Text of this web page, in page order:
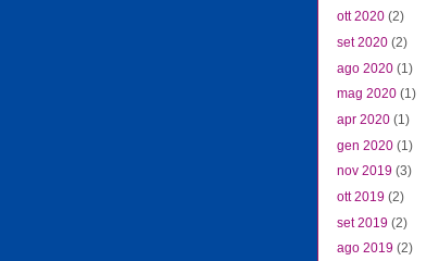
ott 2020 (2)
set 2020 (2)
ago 2020 (1)
mag 2020 (1)
apr 2020 (1)
gen 2020 (1)
nov 2019 (3)
ott 2019 (2)
set 2019 (2)
ago 2019 (2)